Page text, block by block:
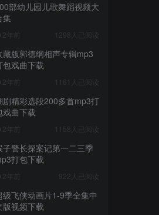
部幼儿园儿歌舞蹈视频大
集
2年前 1298人已阅读
藏版郭德纲相声专辑mp3
包戏曲下载
2年前 1161人已阅读
剧精彩选段200多首mp3打
戏曲下载
2年前 1158人已阅读
子警长探案记第一二三季
打包下载
2年前 922人已阅读
级飞侠动画片1-9季全集中
版视频下载